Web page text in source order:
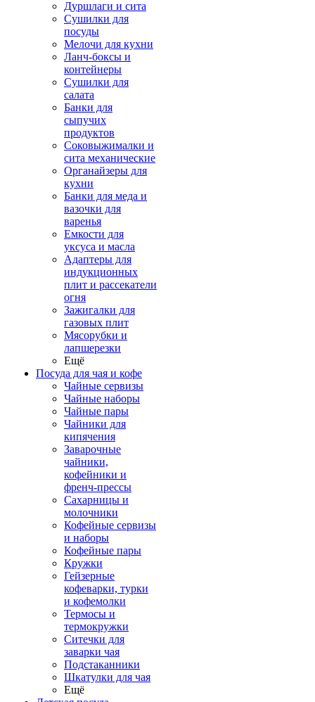
Дуршлаги и сита
Сушилки для
посуды
Мелочи для кухни
Ланч-боксы и
контейнеры
Сушилки для
салата
Банки для
сыпучих
продуктов
Соковыжималки и
сита механические
Органайзеры для
кухни
Банки для меда и
вазочки для
варенья
Емкости для
уксуса и масла
Адаптеры для
индукционных
плит и рассекатели
огня
Зажигалки для
газовых плит
Мясорубки и
лапшерезки
Ещё
Посуда для чая и кофе
Чайные сервизы
Чайные наборы
Чайные пары
Чайники для
кипячения
Заварочные
чайники,
кофейники и
френч-прессы
Сахарницы и
молочники
Кофейные сервизы
и наборы
Кофейные пары
Кружки
Гейзерные
кофеварки, турки
и кофемолки
Термосы и
термокружки
Ситечки для
заварки чая
Подстаканники
Шкатулки для чая
Ещё